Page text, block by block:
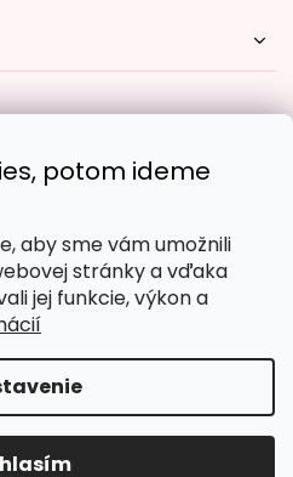
potom ideme
aby sme vám umožnili
stránky a vďaka
jej funkcie, výkon a
platby:
. Všetky práva
nastavenie cookies